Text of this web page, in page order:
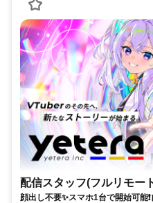
配信スタッフ(フルリモー
顔出し不要✨スマホ1台で開始可能